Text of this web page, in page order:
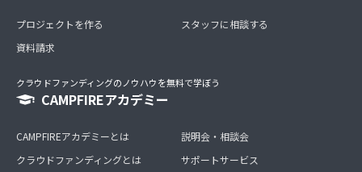
プロジェクトを作る
資料請求
スタッフに相談する
クラウドファンディングのノウハウを無料で学ぼう
CAMPFIREアカデミー
CAMPFIREアカデミーとは
クラウドファンディングとは
説明会・相談会
サポートサービス